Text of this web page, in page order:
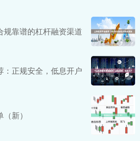
靠谱的杠杆融资渠道
：正规安全，低息开户
新）